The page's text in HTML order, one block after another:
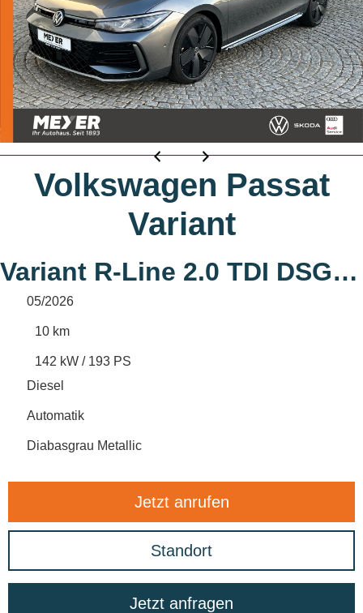
Volkswagen Passat
Variant
Variant R-Line 2.0 TDI DSG 4MOTION *AHK,
05/2026
10 km
142 kW / 193 PS
Diesel
Automatik
Diabasgrau Metallic
Jetzt anrufen
Standort
Jetzt anfragen